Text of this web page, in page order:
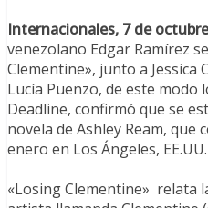
Internacionales, 7 de
venezolano Edgar Ramírez
Clementine», junto a Jessica
Lucía Puenzo, de este
Deadline, confirmó que se
novela de Ashley Ream, que
enero en Los Ángeles, EE.UU.
«Losing Clementine» relata